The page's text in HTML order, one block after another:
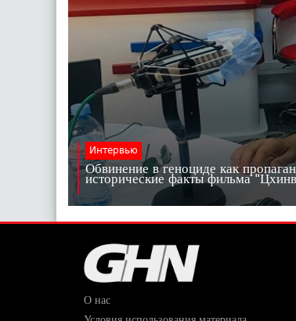
Интервью
Обвинение в геноциде как
исторические факты фильма
О нас